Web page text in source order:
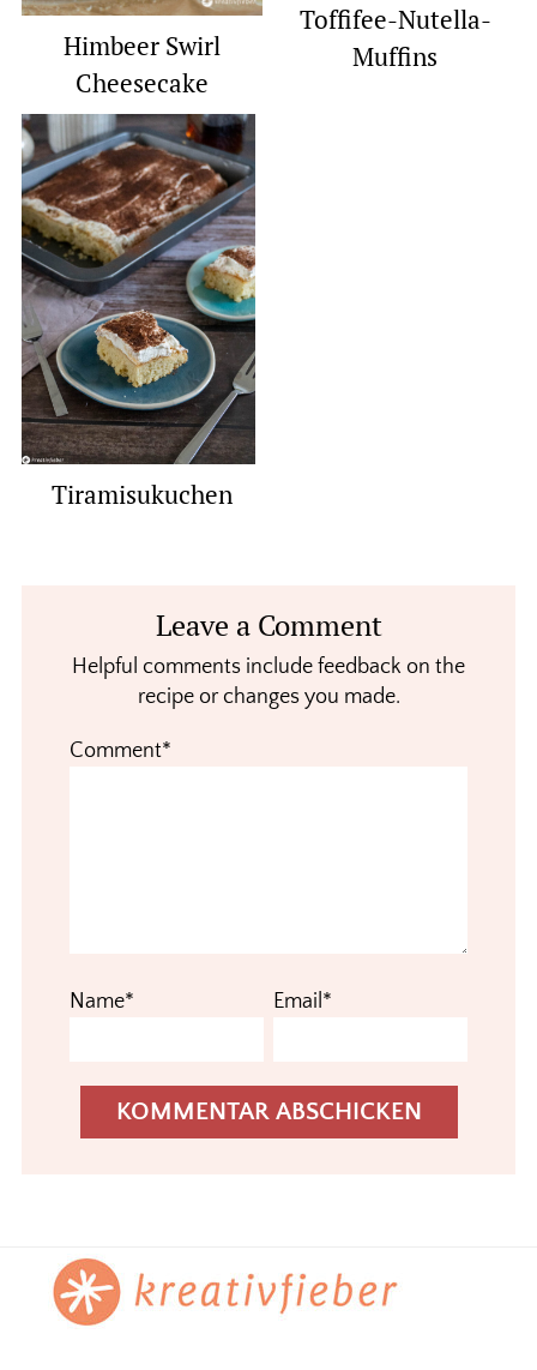
Himbeer Swirl
Cheesecake
Toffifee-Nutella-
Muffins
Tiramisukuchen
InteractionsLeave a Comment
Helpful comments include feedback on the
recipe or changes you made.
Comment*
Name* Email*
Footer